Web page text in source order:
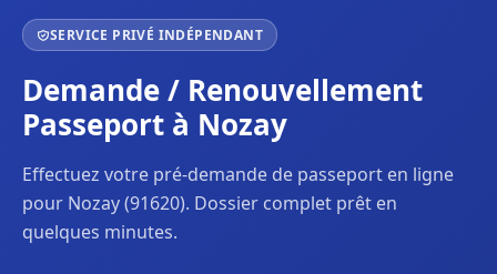
SERVICE PRIVÉ INDÉPENDANT
Demande / Renouvellement
Passeport à Nozay
Effectuez votre pré-demande de passeport en ligne
pour Nozay (91620). Dossier complet prêt en
quelques minutes.